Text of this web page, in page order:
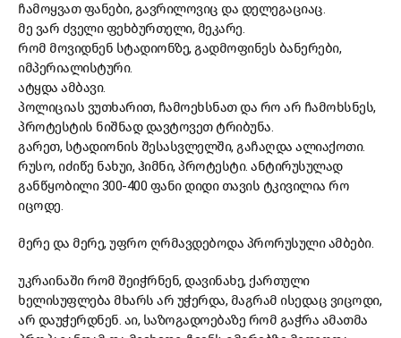
ჩამოყვათ ფანები, გავრილოვიც და დელეგაციაც.
მე ვარ ძველი ფეხბურთელი, მეკარე.
რომ მოვიდნენ სტადიონზე, გადმოფინეს ბანერები,
იმპერიალისტური.
ატყდა ამბავი.
პოლიციას ვუთხარით, ჩამოეხსნათ და რო არ ჩამოხსნეს,
პროტესტის ნიშნად დავტოვეთ ტრიბუნა.
გარეთ, სტადიონის შესასვლელში, გაჩაღდა ალიაქოთი.
რუსო, იძიწე ნახუი, ჰიმნი, პროტესტი. ანტირუსულად
განწყობილი 300-400 ფანი დიდი თავის ტკივილია რო
იცოდე.
მერე და მერე, უფრო ღრმავდებოდა პრორუსული ამბები.
უკრაინაში რომ შეიჭრნენ, დავინახე, ქართული
ხელისუფლება მხარს არ უჭერდა, მაგრამ ისედაც ვიცოდი,
არ დაუჭერდნენ. აი, საზოგადოებაზე რომ გაჭრა ამათმა